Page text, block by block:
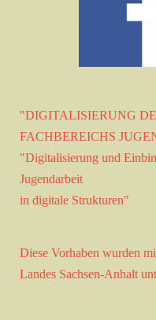
"DIGITALISIERUNG
FACHBEREICHS
"Digitalisierung und
Jugendarbeit
in digitale Strukturen"
Diese Vorhaben wurden
Landes Sachsen-Anhalt